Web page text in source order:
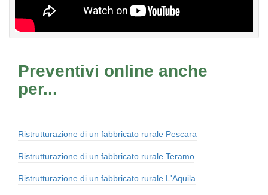
Preventivi online anche
per...
Ristrutturazione di un fabbricato rurale Pescara
Ristrutturazione di un fabbricato rurale Teramo
Ristrutturazione di un fabbricato rurale L'Aquila